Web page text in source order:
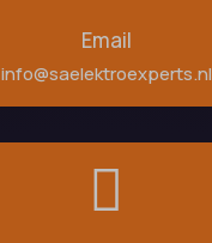
Email
info@saelektroexperts.nl
